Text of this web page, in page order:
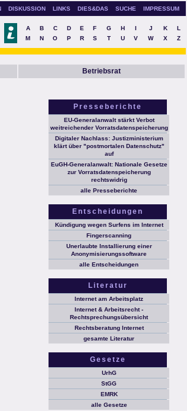
DISKUSSION LINKS DIES&DAS SUCHE IMPRESSUM
A B C D E F G H I J K
L
M
N O P R S T U V W X Z
Betriebsrat
Presseberichte
EU-Generalanwalt stärkt Verbot
weitreichender Vorratsdatenspeicherung
Digitaler Nachlass: Justizministerium
klärt über "postmortalen Datenschutz"
auf
EuGH-Generalanwalt: Nationale Gesetze
zur Vorratsdatenspeicherung
rechtswidrig
alle Presseberichte
Entscheidungen
Kündigung wegen Surfens im Internet
Fingerscanning
Unerlaubte Installierung einer
Anonymisierungssoftware
alle Entscheidungen
Literatur
Internet am Arbeitsplatz
Internet & Arbeitsrecht -
Rechtsprechungsübersicht
Rechtsberatung Internet
gesamte Literatur
Gesetze
UrhG
StGG
EMRK
alle Gesetze